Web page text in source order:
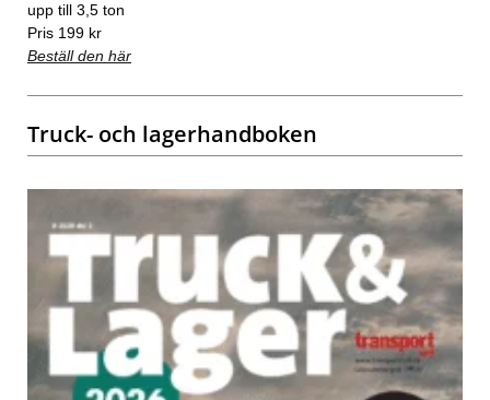
upp till 3,5 ton
Pris 199 kr
Beställ den här
Truck- och lagerhandboken